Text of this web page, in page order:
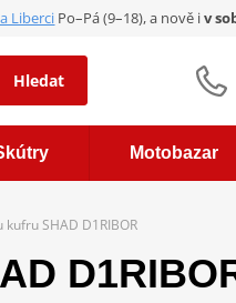
Liberci Po–Pá (9–18), a nově iv
Hledat
Motobazar
SHAD D1RIBOR